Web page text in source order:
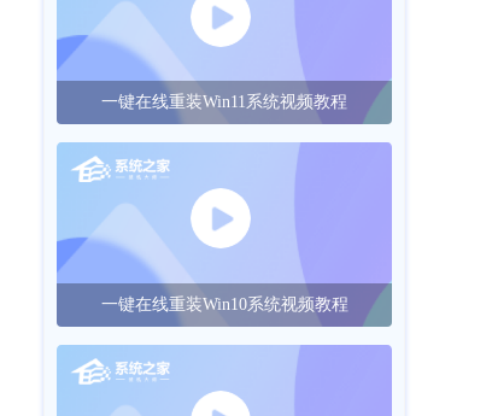
一键在线重装Win11系统视频教程
一键在线重装Win10系统视频教程